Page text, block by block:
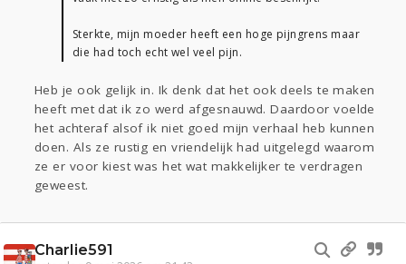
Sterkte, mijn moeder heeft een hoge pijngrens maar
die had toch echt wel veel pijn.
Heb je ook gelijk in. Ik denk dat het ook deels te maken
heeft met dat ik zo werd afgesnauwd. Daardoor voelde
het achteraf alsof ik niet goed mijn verhaal heb kunnen
doen. Als ze rustig en vriendelijk had uitgelegd waarom
ze er voor kiest was het wat makkelijker te verdragen
geweest.
Charlie591